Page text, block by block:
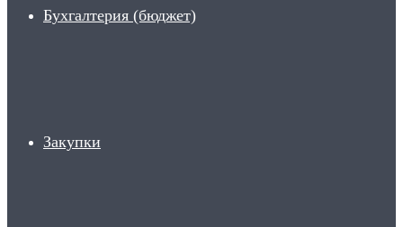
Бухгалтерия (бюджет)
Закупки